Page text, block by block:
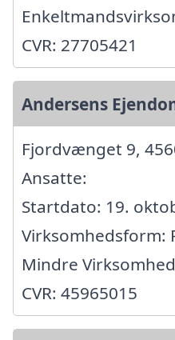
CVR: 27705421
Andersens
Fjordvænget 9,
Ansatte:
Startdato: 19.
Virksomhedsform:
Mindre Virksomhed
CVR: 45965015